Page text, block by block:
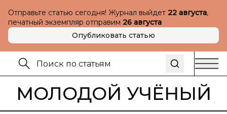
Отправьте статью сегодня! Журнал выйдет 22 августа,
печатный экземпляр отправим 26 августа
Опубликовать статью
МОЛОДОЙ УЧЁНЫЙ